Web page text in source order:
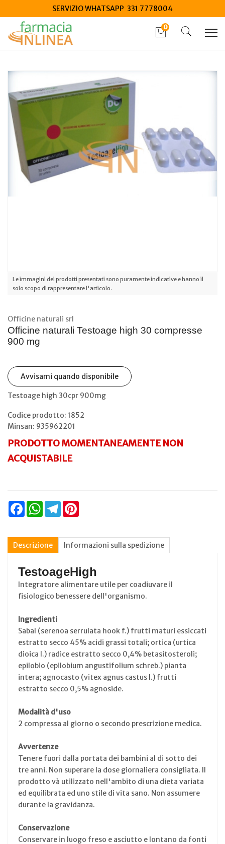
SERVIZIO WHATSAPP 331 7778004
0
Officine naturali Testoage high 30 compresse 900 mg
Le immagini dei prodotti presentati sono puramente indicative e hanno il
solo scopo di rappresentare l'articolo.
Officine naturali srl
Officine naturali Testoage high 30 compresse
900 mg
Avvisami quando disponibile
Testoage high 30cpr 900mg
Codice prodotto: 1852
Minsan: 935962201
PRODOTTO MOMENTANEAMENTE NON
ACQUISTABILE
FacebookWhatsAppTelegram
Descrizione Informazioni sulla spedizione
TestoageHigh
Integratore alimentare utile per coadiuvare il
fisiologico benessere dell'organismo.
Ingredienti
Sabal (serenoa serrulata hook f.) frutti maturi essiccati
estratto secco 45% acidi grassi totali; ortica (urtica
dioica l.) radice estratto secco 0,4% betasitosteroli;
epilobio (epilobium angustifolium schreb.) pianta
intera; agnocasto (vitex agnus castus l.) frutti
estratto secco 0,5% agnoside.
Modalità d'uso
2 compressa al giorno o secondo prescrizione medica.
Avvertenze
Tenere fuori dalla portata dei bambini al di sotto dei
tre anni. Non superare la dose giornaliera consigliata. Il
prodotto và utilizzato nell'ambito di una dieta variata
ed equilibrata ed uno stile di vita sano. Non assumere
durante la gravidanza.
Conservazione
Conservare in luogo freso e asciutto e lontano da fonti